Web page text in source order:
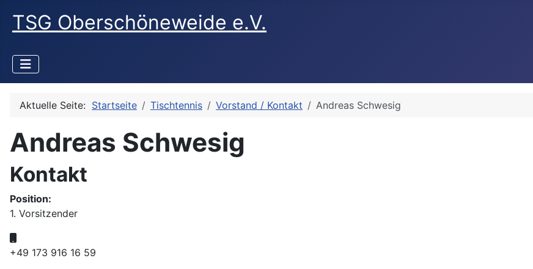
TSG Oberschöneweide e.V.
Aktuelle Seite: Startseite Tischtennis Vorstand / Kontakt Andreas Schwesig
Andreas Schwesig
Kontakt
Position:
1. Vorsitzender
+49 173 916 16 59